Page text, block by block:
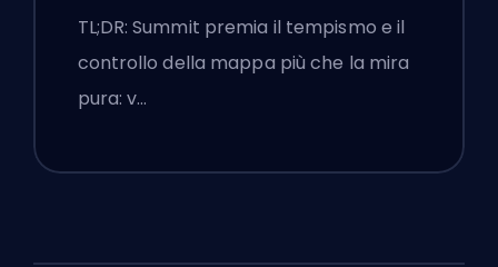
Chiamate e Fumogeni
TL;DR: Summit premia il tempismo e il
controllo della mappa più che la mira
pura: v…